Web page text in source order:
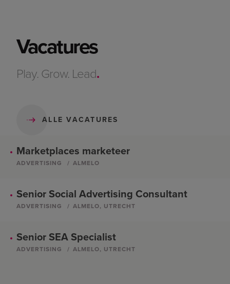
Vacatures
Play. Grow. Lead.
ALLE VACATURES
Marketplaces marketeer
ADVERTISING ALMELO
Senior Social Advertising Consultant
ADVERTISING ALMELO, UTRECHT
Senior SEA Specialist
ADVERTISING ALMELO, UTRECHT